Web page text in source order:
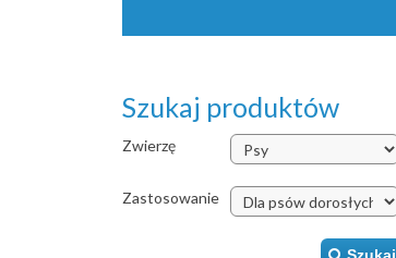
Szukaj produktów
Zwierzę
Zastosowanie